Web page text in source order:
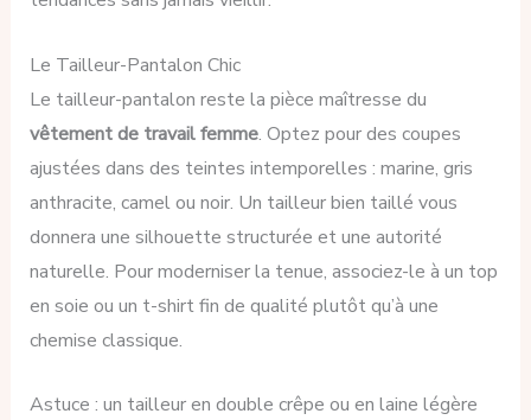
Le Tailleur-Pantalon Chic
Le tailleur-pantalon reste la pièce maîtresse du
vêtement de travail femme. Optez pour des coupes
ajustées dans des teintes intemporelles : marine, gris
anthracite, camel ou noir. Un tailleur bien taillé vous
donnera une silhouette structurée et une autorité
naturelle. Pour moderniser la tenue, associez-le à un top
en soie ou un t-shirt fin de qualité plutôt qu’à une
chemise classique.
Astuce : un tailleur en double crêpe ou en laine légère